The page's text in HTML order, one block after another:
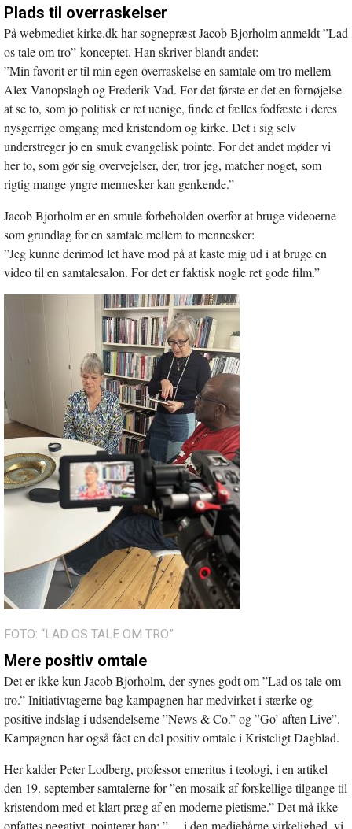
Plads til overraskelser
På webmediet kirke.dk har sognepræst Jacob Bjorholm anmeldt ”Lad
os tale om tro”-konceptet. Han skriver blandt andet:
”Min favorit er til min egen overraskelse en samtale om tro mellem
Alex Vanopslagh og Frederik Vad. For det første er det en fornøjelse
at se to, som jo politisk er ret uenige, finde et fælles fodfæste i deres
nysgerrige omgang med kristendom og kirke. Det i sig selv
understreger jo en smuk evangelisk pointe. For det andet møder vi
her to, som gør sig overvejelser, der, tror jeg, matcher noget, som
rigtig mange yngre mennesker kan genkende.”
Jacob Bjorholm er en smule forbeholden overfor at bruge videoerne
som grundlag for en samtale mellem to mennesker:
”Jeg kunne derimod let have mod på at kaste mig ud i at bruge en
video til en samtalesalon. For det er faktisk nogle ret gode film.”
FOTO: “LAD OS TALE OM TRO”
Mere positiv omtale
Det er ikke kun Jacob Bjorholm, der synes godt om ”Lad os tale om
tro.” Initiativtagerne bag kampagnen har medvirket i stærke og
positive indslag i udsendelserne ”News & Co.” og ”Go’ aften Live”.
Kampagnen har også fået en del positiv omtale i Kristeligt Dagblad.
Her kalder Peter Lodberg, professor emeritus i teologi, i en artikel
den 19. september samtalerne for ”en mosaik af forskellige tilgange til
kristendom med et klart præg af en moderne pietisme.” Det må ikke
opfattes negativt, pointerer han: ”… i den mediebårne virkelighed, vi